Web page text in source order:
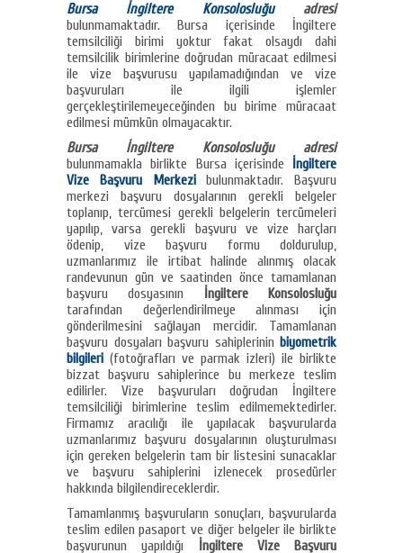
Bursa İngiltere Konsolosluğuadresi
bulunmamaktadır. Bursa içerisinde İngiltere
temsilciliği birimi yoktur fakat olsaydı dahi
temsilcilik birimlerine doğrudan müracaat edilmesi
ile vize başvurusu yapılamadığından ve vize
başvuruları ile ilgili işlemler
gerçekleştirilemeyeceğinden bu birime müracaat
edilmesi mümkün olmayacaktır.
Bursa İngiltere Konsolosluğu adresi
bulunmamakla birlikte Bursa içerisinde İngiltere
Vize Başvuru Merkezi
bulunmaktadır. Başvuru
merkezi başvuru dosyalarının gerekli belgeler
toplanıp, tercümesi gerekli belgelerin tercümeleri
yapılıp, varsa gerekli başvuru ve vize harçları
ödenip, vize başvuru formu doldurulup,
uzmanlarımız ile irtibat halinde alınmış olacak
randevunun gün ve saatinden önce tamamlanan
başvuru dosyasının
İngiltere Konsolosluğu
tarafından değerlendirilmeye alınması için
gönderilmesini sağlayan mercidir. Tamamlanan
başvuru dosyaları başvuru sahiplerinin biyometrik
bilgileri (fotoğrafları ve parmak izleri) ile birlikte
bizzat başvuru sahiplerince bu merkeze teslim
edilirler. Vize başvuruları doğrudan İngiltere
temsilciliği birimlerine teslim edilmemektedirler.
Firmamız aracılığı ile yapılacak başvurularda
uzmanlarımız başvuru dosyalarının oluşturulması
için gereken belgelerin tam bir listesini sunacaklar
ve başvuru sahiplerini izlenecek prosedürler
hakkında bilgilendireceklerdir.
Tamamlanmış başvuruların sonuçları, başvurularda
teslim edilen pasaport ve diğer belgeler ile birlikte
başvurunun yapıldığı
İngiltere Vize Başvuru